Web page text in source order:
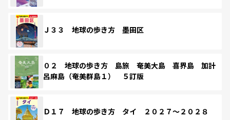
Ｊ３３ 地球の歩き方 墨田区
０２ 地球の歩き方 島旅 奄美大島 喜界島 加計
呂麻島（奄美群島１） ５訂版
Ｄ１７ 地球の歩き方 タイ ２０２７～２０２８